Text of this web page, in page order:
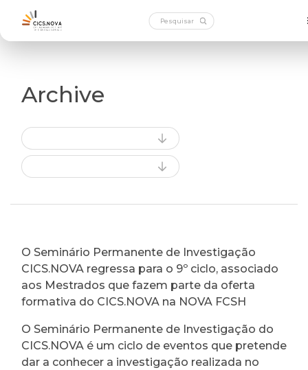
Archive
O Seminário Permanente de Investigação
CICS.NOVA regressa para o 9º ciclo, associado
aos Mestrados que fazem parte da oferta
formativa do CICS.NOVA na NOVA FCSH
O Seminário Permanente de Investigação do
CICS.NOVA é um ciclo de eventos que pretende
dar a conhecer a investigação realizada no